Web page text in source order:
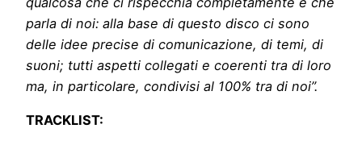
parla di noi: alla base di questo disco ci sono
delle idee precise di comunicazione, di temi, di
suoni; tutti aspetti collegati e coerenti tra di loro
ma, in particolare, condivisi al 100% tra di noi”.
TRACKLIST: